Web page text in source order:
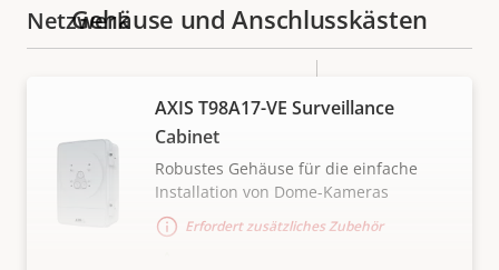
Netzwerk
Security
Eigentumsbeschreibung Eigentumswert
Signiertes OS
Gehäuse und Anschlusskästen
AXIS T98A17-VE Surveillance
Cabinet
Robustes Gehäuse für die einfache
Installation von Dome-Kameras
Erfordert zusätzliches Zubehör